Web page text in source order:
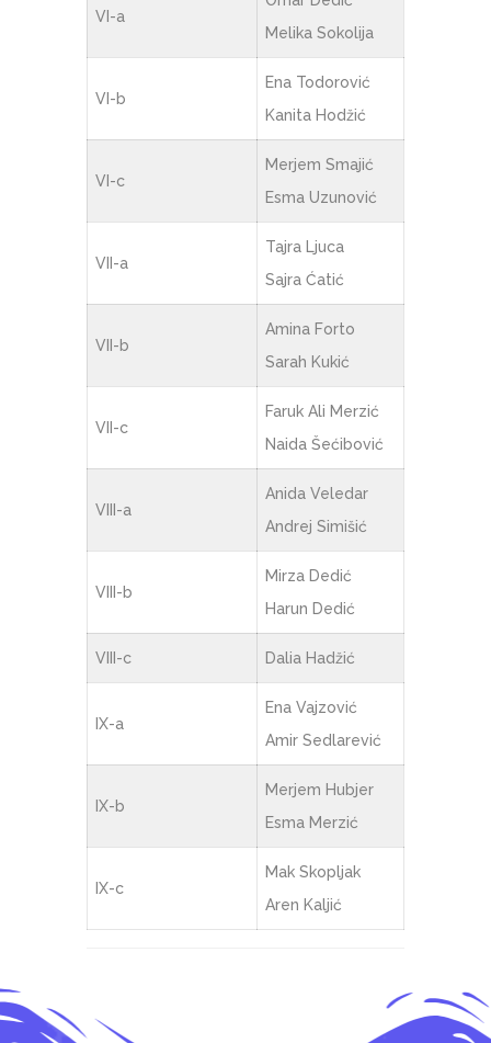
VI-a
Melika Sokolija
VI-b
Ena Todorović
Kanita Hodžić
VI-c
Merjem Smajić
Esma Uzunović
VII-a
Tajra Ljuca
Sajra Ćatić
VII-b
Amina Forto
Sarah Kukić
VII-c
Faruk Ali Merzić
Naida Šećibović
VIII-a
Anida Veledar
Andrej Simišić
VIII-b
Mirza Dedić
Harun Dedić
VIII-c Dalia Hadžić
IX-a
Ena Vajzović
Amir Sedlarević
IX-b
Merjem Hubjer
Esma Merzić
IX-c
Mak Skopljak
Aren Kaljić